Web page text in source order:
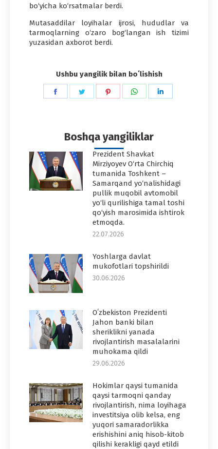
bo‘yicha ko‘rsatmalar berdi.
Mutasaddilar loyihalar ijrosi, hududlar va
tarmoqlarning o‘zaro bog‘langan ish tizimi
yuzasidan axborot berdi.
Ushbu yangilik bilan boʻlishish
Share
Share
Share
Share
Boshqa yangiliklar
Prezident Shavkat
Mirziyoyev O‘rta Chirchiq
tumanida Toshkent –
Samarqand yo‘nalishidagi
pullik muqobil avtomobil
yo‘li qurilishiga tamal toshi
qo‘yish marosimida ishtirok
etmoqda.
22.07.2026
Yoshlarga davlat
mukofotlari topshirildi
30.06.2026
Oʻzbekiston Prezidenti
Jahon banki bilan
sheriklikni yanada
rivojlantirish masalalarini
muhokama qildi
29.06.2026
Hokimlar qaysi tumanida
qaysi tarmoqni qanday
rivojlantirish, nima loyihaga
investitsiya olib kelsa, eng
yuqori samaradorlikka
erishishini aniq hisob-kitob
qilishi kerakligi qayd etildi